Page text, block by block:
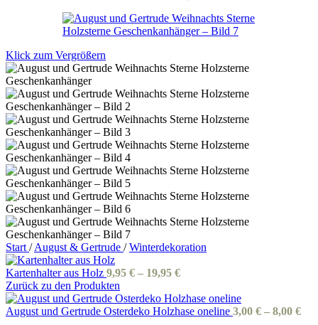
Klick zum Vergrößern
Start / August & Gertrude / Winterdekoration
Kartenhalter aus Holz 9,95 € – 19,95 €
Zurück zu den Produkten
August und Gertrude Osterdeko Holzhase oneline 3,00 € – 8,00 €